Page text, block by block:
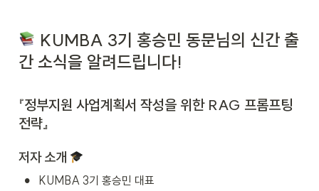
KUMBA 3기 홍승민 동문님의 신간 출
간 소식을 알려드립니다!
『정부지원 사업계획서 작성을 위한 RAG 프롬프팅
전략』
저자 소개
• KUMBA 3기 홍승민 대표